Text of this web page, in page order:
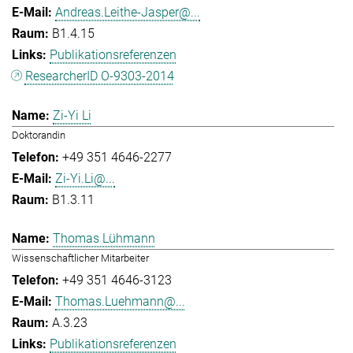
Andreas.Leithe-Jasper@...
B1.4.15
Publikationsreferenzen
ResearcherID O-9303-2014
Zi-Yi Li
Doktorandin
+49 351 4646-2277
Zi-Yi.Li@...
B1.3.11
Thomas Lühmann
Wissenschaftlicher Mitarbeiter
+49 351 4646-3123
Thomas.Luehmann@...
A.3.23
Publikationsreferenzen